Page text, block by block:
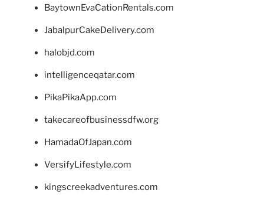
BaytownEvaCationRentals.com
JabalpurCakeDelivery.com
halobjd.com
intelligenceqatar.com
PikaPikaApp.com
takecareofbusinessdfw.org
HamadaOfJapan.com
VersifyLifestyle.com
kingscreekadventures.com